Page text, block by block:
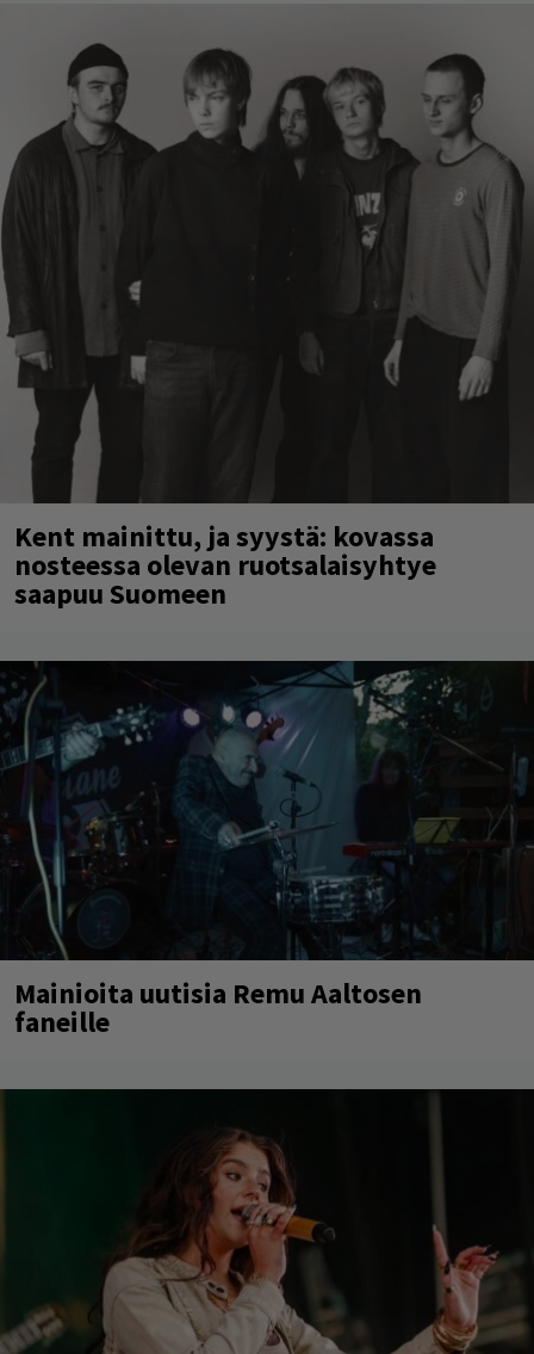
Kent mainittu, ja syystä: kovassa
nosteessa olevan ruotsalaisyhtye
saapuu Suomeen
Mainioita uutisia Remu Aaltosen
faneille